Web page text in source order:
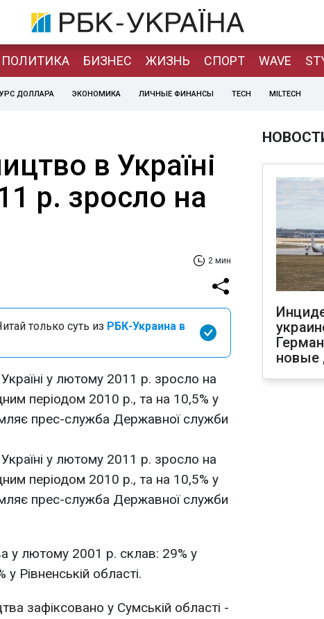
ПОЛИТИКА БИЗНЕС ЖИЗНЬ СПОРТ WAVE
ДОЛЛАРА ЭКОНОМИКА ЛИЧНЫЕ ФИНАНСЫ TECH MILTECH
в Україні
р. зросло на
2 мин
только суть из РБК-Украина в
у лютому 2011 р. зросло на
періодом 2010 р., та на 10,5% у
прес-служба Державної служби
у лютому 2011 р. зросло на
періодом 2010 р., та на 10,5% у
прес-служба Державної служби
у лютому 2001 р. склав: 29% у
у Рівненській області.
зафіксовано у Сумській області -
новые